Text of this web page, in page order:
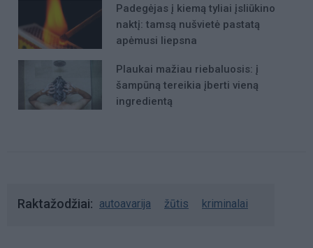
Padegėjas į kiemą tyliai įsliūkino
naktį: tamsą nušvietė pastatą
apėmusi liepsna
Plaukai mažiau riebaluosis: į
šampūną tereikia įberti vieną
ingredientą
Raktažodžiai autoavarija žūtis kriminalai